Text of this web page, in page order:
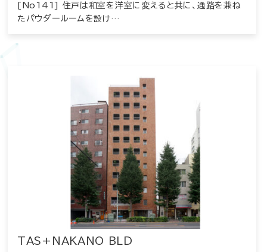
[No141] 住戸は和室を洋室に変えると共に、通路を兼ね
たパウダールームを設け…
TAS+NAKANO BLD